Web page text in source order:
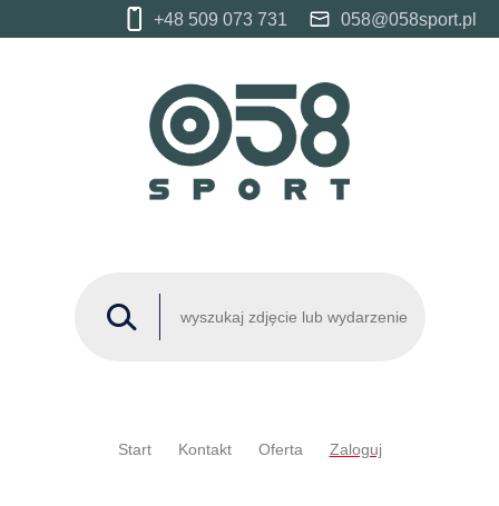
+48 509 073 731 058@058sport.pl
Start Kontakt Oferta Zaloguj